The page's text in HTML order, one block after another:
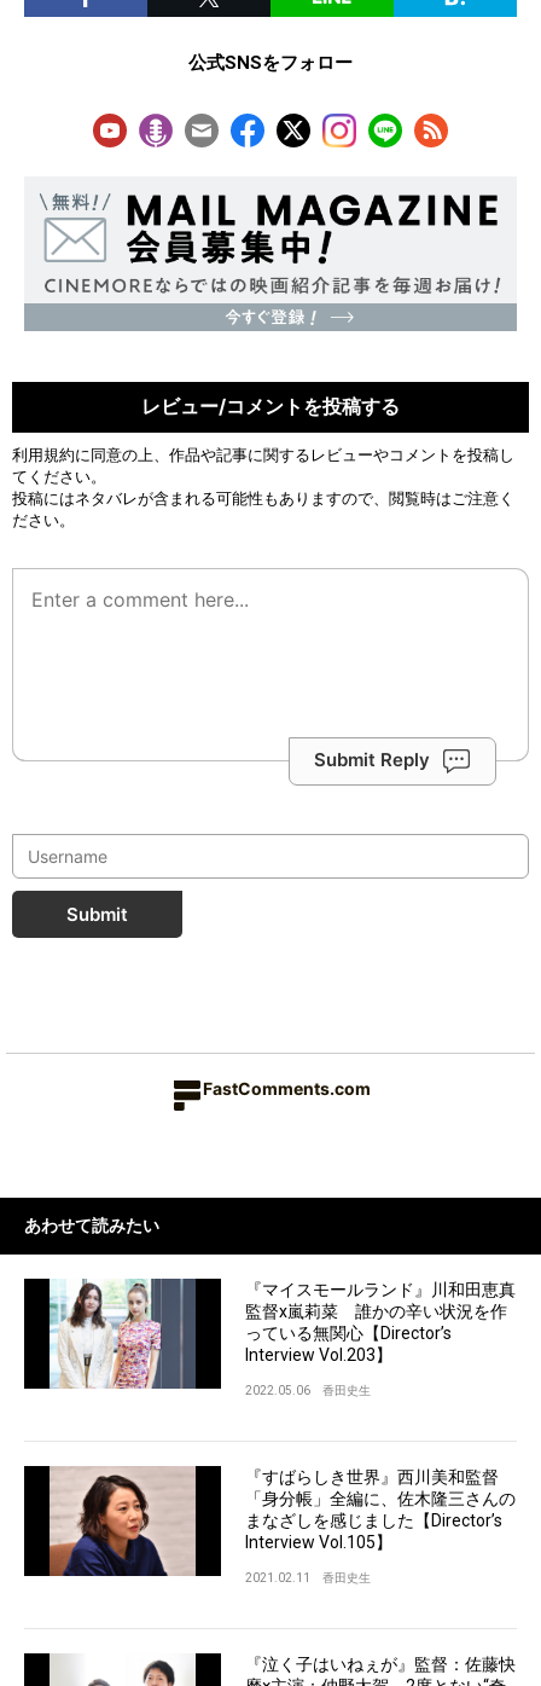
公式SNSをフォロー
レビュー/コメントを投稿する
利用規約に同意の上、作品や記事に関するレビューやコメントを投稿し
てください。
投稿にはネタバレが含まれる可能性もありますので、閲覧時はご注意く
ださい。
Submit Reply
Submit
FastComments.com
あわせて読みたい
『マイスモールランド』川和田恵真
監督x嵐莉菜 誰かの辛い状況を作
っている無関心【Director’s
Interview Vol.203】
2022.05.06 香田史生
『すばらしき世界』西川美和監督
「身分帳」全編に、佐木隆三さんの
まなざしを感じました【Director’s
Interview Vol.105】
2021.02.11 香田史生
『泣く子はいねぇが』監督：佐藤快